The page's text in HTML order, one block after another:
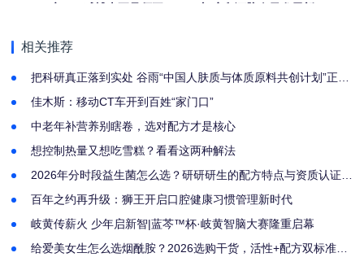
相关推荐
把科研真正落到实处 谷雨“中国人肤质与体质原料共创计划”正式
佳木斯：移动CT车开到百姓“家门口”
中老年补营养别瞎卷，选对配方才是核心
想控制热量又想吃雪糕？看看这两种解法
2026年分时段益生菌怎么选？研研研生的配方特点与资质认证解
百年之约再升级：狮王开启口腔健康习惯管理新时代
岐黄传薪火 少年启新智|蓝芩™杯·岐黄智脑大赛隆重启幕
给爱美女生怎么选烟酰胺？2026选购干货，活性+配方双标准筛